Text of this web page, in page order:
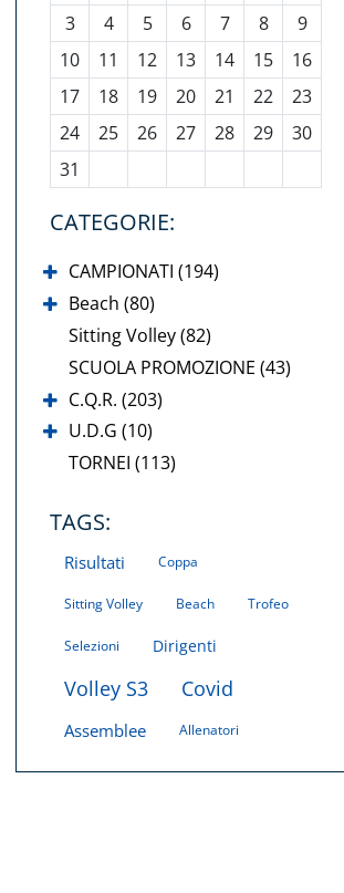
3
4 5 6 7 8
9
10
11 12 13 14 15
16
17
18 19 20 21 22
23
24
25 26 27 28 29
30
31
CATEGORIE:
CAMPIONATI (194)
Beach (80)
Sitting Volley (82)
SCUOLA PROMOZIONE (43)
C.Q.R. (203)
U.D.G (10)
TORNEI (113)
TAGS:
Risultati Coppa
Sitting Volley Beach Trofeo
Selezioni Dirigenti
Volley S3 Covid
Assemblee Allenatori